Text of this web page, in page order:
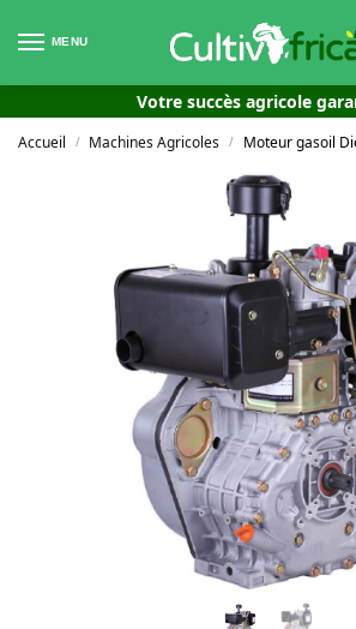
MENU
Votre succès agricole
Accueil / Machines Agricoles / Moteur gasoil